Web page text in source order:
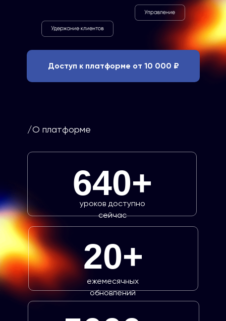
Доступ к платформе от 10 000 ₽
/О платформе
640+
уроков доступно
сейчас
20+
ежемесячных
обновлений